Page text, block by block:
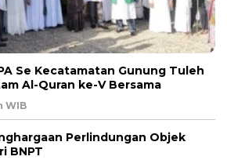
Se Kecatamatan Gunung Tuleh
Al-Quran ke-V Bersama
WIB
Perlindungan Objek
BNPT